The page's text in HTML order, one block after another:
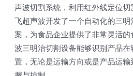
声波切割系统，利用红外线定位
飞超声波开发了一个自动化的三
案，为食品企业提供了非常灵活
波三明治切割设备能够识别产品
置，无论是运输方向或是产品运